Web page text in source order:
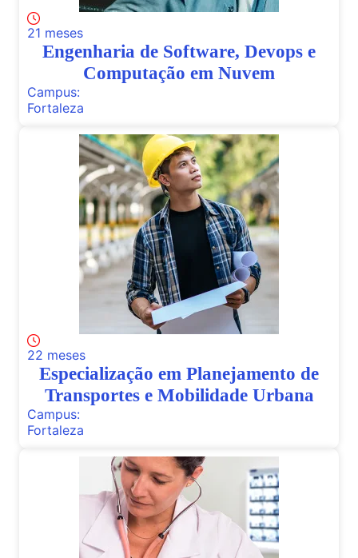
21 meses
Engenharia de Software, Devops e
Computação em Nuvem
Campus:
Fortaleza
22 meses
Especialização em Planejamento de
Transportes e Mobilidade Urbana
Campus:
Fortaleza